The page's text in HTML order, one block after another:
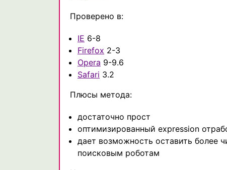
Проверено в:
IE 6-8
Firefox 2-3
Opera 9-9.6
Safari 3.2
Плюсы метода:
достаточно прост
оптимизированный expression
дает возможность оставить более
поисковым роботам